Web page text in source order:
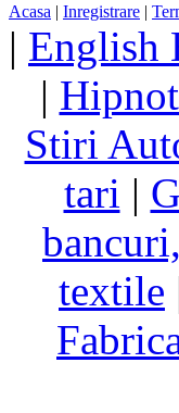
Acasa | Inregistrare |
| English
|
Stiri
tari |
textile